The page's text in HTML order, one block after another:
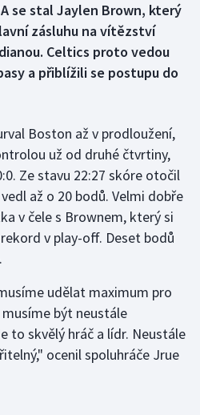
se stal Jaylen Brown, který
zásluhu na vítězství
Celtics proto vedou
a přiblížili se postupu do
Boston až v prodloužení,
už od druhé čtvrtiny,
Ze stavu 22:27 skóre otočil
až o 20 bodů. Velmi dobře
v čele s Brownem, který si
v play-off. Deset bodů
udělat maximum pro
být neustále
to skvělý hráč a lídr. Neustále
ocenil spoluhráče Jrue